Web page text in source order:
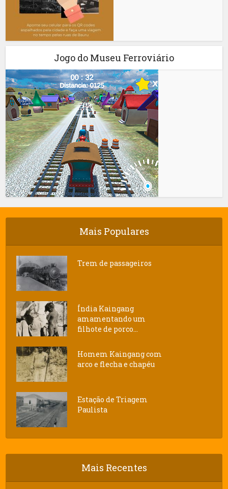
Jogo do Museu Ferroviário
Mais Populares
Trem de passageiros
Índia Kaingang
amamentando um
filhote de porco...
Homem Kaingang com
arco e flecha e chapéu
Estação de Triagem
Paulista
Mais Recentes